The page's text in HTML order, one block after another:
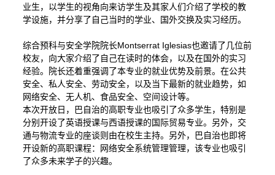
业生，以学生的视角向来访学生及其家人们介绍了学校的教
学设施，并分享了自己当时的学业、国外交换及实习经历。
综合预科与安全学院院长Montserrat Iglesias也邀请了几位前
校友，向大家介绍了自己在读时的体会，以及在国外的实习
经验。院长还着重强调了本专业的就业优势及前景。在公共
安全、私人安全、劳动安全，以及当下最新的就业趋势，如
网络安全、无人机、食品安全、空间设计等。
本次开放日，巴自治的高职专业也吸引了众多学生，特别是
分别开设了英语授课与西语授课的国际贸易专业。另外，交
通与物流专业的座谈则由在校生主持。另外，巴自治也即将
开设新的高职课程：网络安全系统管理管理，该专业也吸引
了众多未来学子的兴趣。